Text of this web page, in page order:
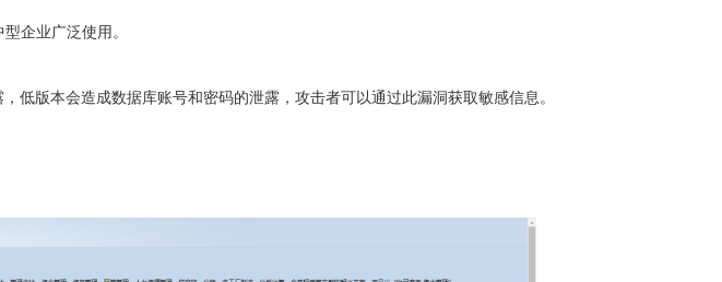
企业广泛使用。
低版本会造成数据库账号和密码的泄露，攻击者可以通过此漏洞获取敏感信息。